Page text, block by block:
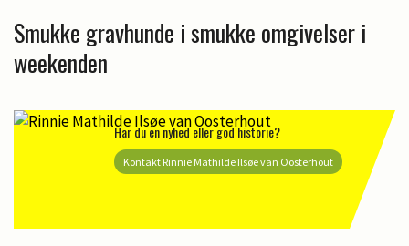
Smukke gravhunde i smukke omgivelser i
weekenden
Har du en nyhed eller god historie?
Kontakt Rinnie Mathilde Ilsøe van Oosterhout